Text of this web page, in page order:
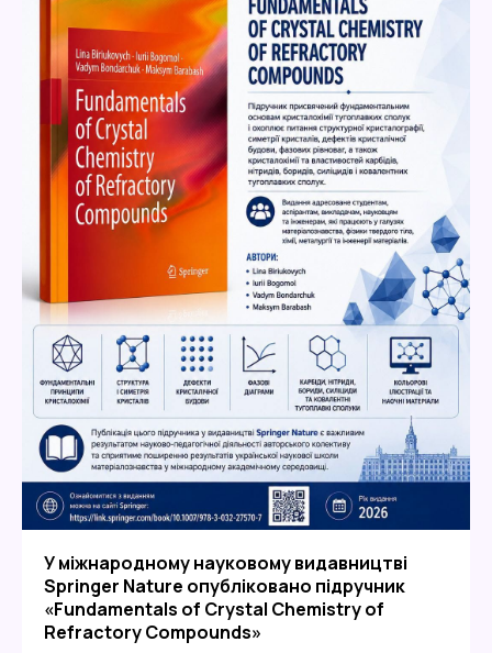
У міжнародному науковому видавництві
Springer Nature опубліковано підручник
«Fundamentals of Crystal Chemistry of
Refractory Compounds»